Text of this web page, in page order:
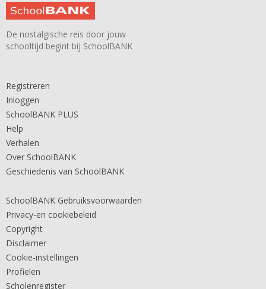
De nostalgische reis door jouw
schooltijd begint bij SchoolBANK
Registreren
Inloggen
SchoolBANK PLUS
Help
Verhalen
Over SchoolBANK
Geschiedenis van SchoolBANK
SchoolBANK Gebruiksvoorwaarden
Privacy-en cookiebeleid
Copyright
Disclaimer
Cookie-instellingen
Profielen
Scholenregister